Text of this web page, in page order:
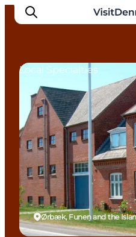
Inspirations
Destinations
Quoi faire
Hébergements
Planifiez votre
Ørbæk, Funen and the
Local Specialties